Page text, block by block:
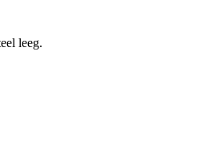
leeg.